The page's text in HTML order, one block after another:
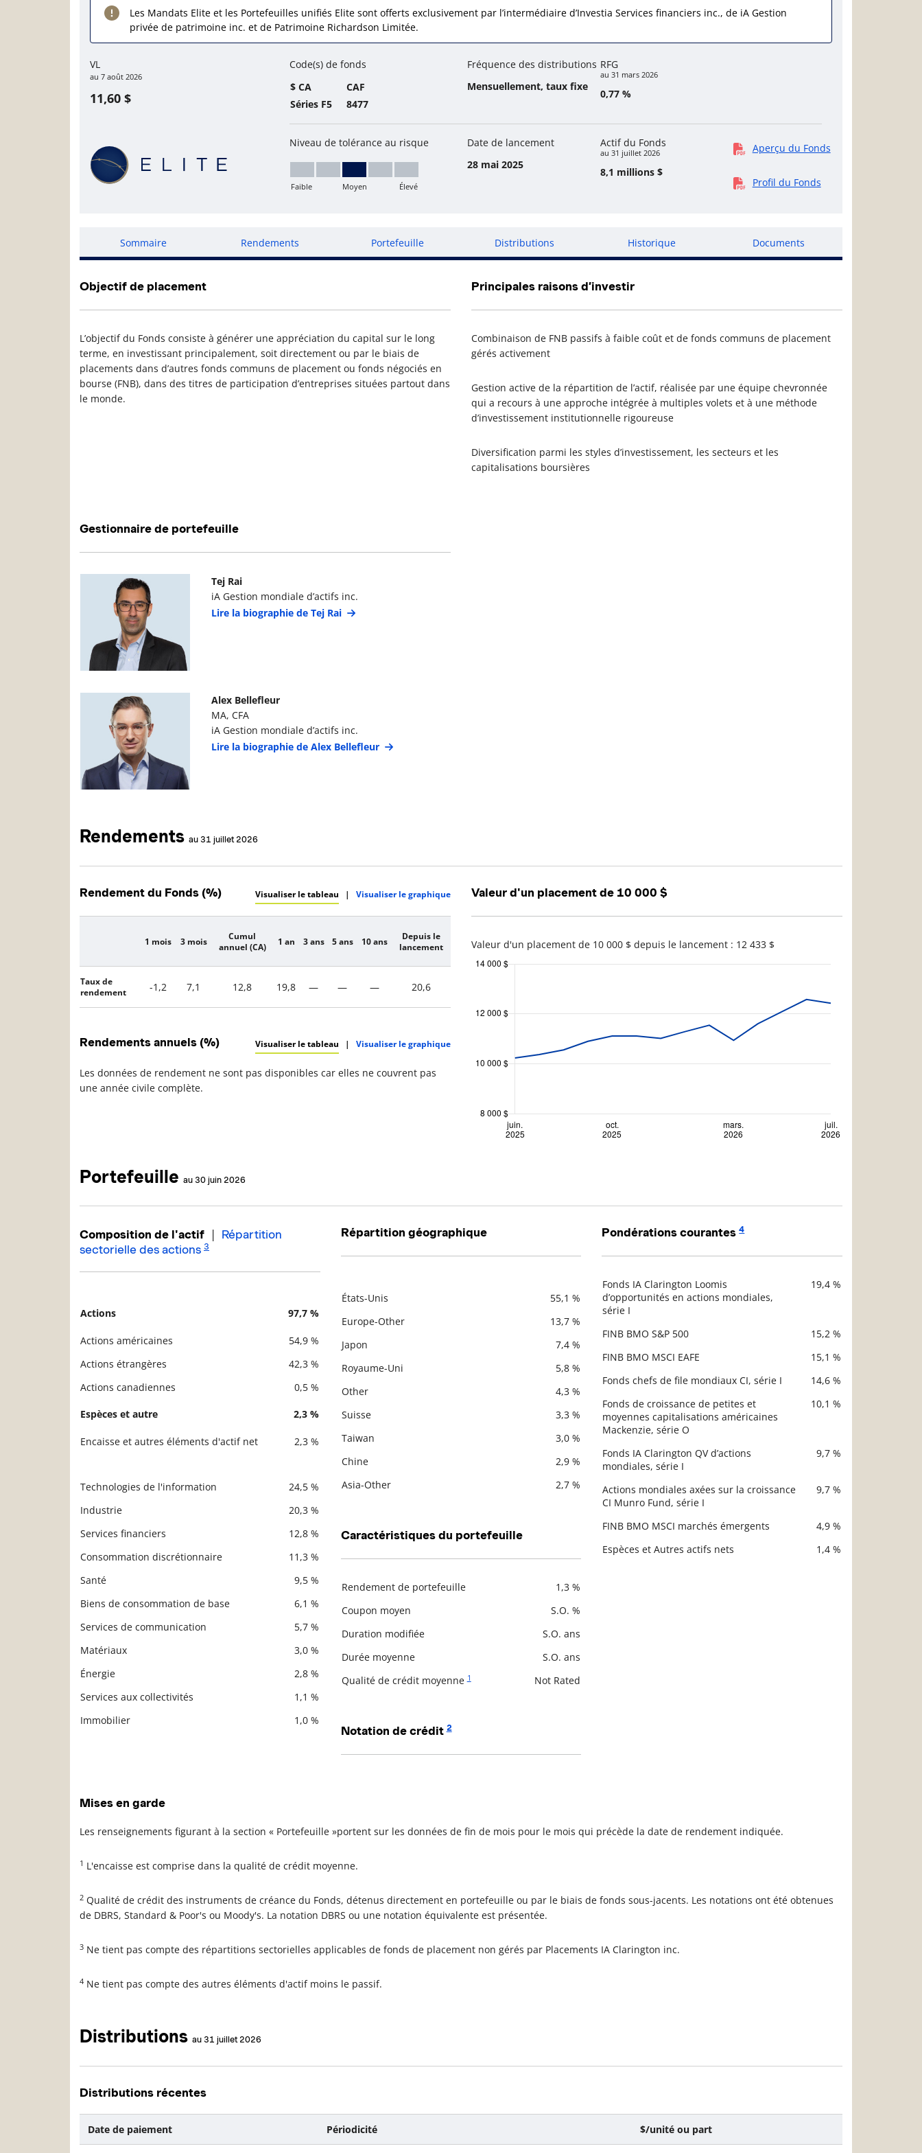
Les Mandats Elite et les Portefeuilles unifiés Elite sont offerts exclusivement par l’intermédiaire d’Investia Services financiers inc., de iA Gestion
privée de patrimoine inc. et de Patrimoine Richardson Limitée.
VL
au 7 août 2026
11,60 $
Code(s) de fonds
$ CA
CAF
Séries F5
8477
Fréquence des distributions
Mensuellement, taux fixe
RFG
au 31 mars 2026
0,77 %
Niveau de tolérance au risque
Moyen
Faible Moyen Élevé
Date de lancement
28 mai 2025
Actif du Fonds
au 31 juillet 2026
8,1 millions $
Aperçu du Fonds
Profil du Fonds
Sommaire Rendements Portefeuille Distributions Historique Documents
Objectif de placement
L’objectif du Fonds consiste à générer une appréciation du capital sur le long
terme, en investissant principalement, soit directement ou par le biais de
placements dans d’autres fonds communs de placement ou fonds négociés en
bourse (FNB), dans des titres de participation d’entreprises situées partout dans
le monde.
Principales raisons d’investir
Combinaison de FNB passifs à faible coût et de fonds communs de placement
gérés activement
Gestion active de la répartition de l’actif, réalisée par une équipe chevronnée
qui a recours à une approche intégrée à multiples volets et à une méthode
d’investissement institutionnelle rigoureuse
Diversification parmi les styles d’investissement, les secteurs et les
capitalisations boursières
Gestionnaire de portefeuille
Photo du gestionnaire de portefeuille
Tej Rai
iA Gestion mondiale d’actifs inc.
Lire la biographie de Tej Rai
Photo du gestionnaire de portefeuille
Alex Bellefleur
MA, CFA
iA Gestion mondiale d’actifs inc.
Lire la biographie de Alex Bellefleur
Rendements au 31 juillet 2026
Rendement du Fonds (%) Visualiser le tableau | Visualiser le graphique
Description
1 mois 3 mois
Cumul
annuel (CA)
1 an 3 ans 5 ans 10 ans
Depuis le
lancement
Taux de
rendement
-1,2 7,1 12,8 19,8 — — — 20,6
Rendements annuels (%) Visualiser le tableau | Visualiser le graphique
Les données de rendement ne sont pas disponibles car elles ne couvrent pas
une année civile complète.
Valeur d'un placement de 10 000 $
Valeur d'un placement de 10 000 $ depuis le lancement : 12 433 $
Portefeuille au 30 juin 2026
Composition de l'actif | Répartition
sectorielle des actions 3
Actions 97,7 %
Actions américaines
54,9 %
Actions étrangères
42,3 %
Actions canadiennes
0,5 %
Espèces et autre 2,3 %
Encaisse et autres éléments d'actif net 2,3 %
Technologies de l'information
24,5 %
Industrie
20,3 %
Services financiers
12,8 %
Consommation discrétionnaire
11,3 %
Santé
9,5 %
Biens de consommation de base
6,1 %
Services de communication
5,7 %
Matériaux
3,0 %
Énergie
2,8 %
Services aux collectivités
1,1 %
Immobilier
1,0 %
Répartition géographique
États-Unis
55,1 %
Europe-Other
13,7 %
Japon
7,4 %
Royaume-Uni
5,8 %
Other
4,3 %
Suisse
3,3 %
Taiwan
3,0 %
Chine
2,9 %
Asia-Other
2,7 %
Caractéristiques du portefeuille
Rendement de portefeuille
1,3 %
Coupon moyen
S.O. %
Duration modifiée
S.O. ans
Durée moyenne
S.O. ans
Qualité de crédit moyenne 1 Not Rated
Notation de crédit2
Pondérations courantes4
DescriptionValeur liquidative
Fonds IA Clarington Loomis
d’opportunités en actions mondiales,
série I
19,4 %
FINB BMO S&P 500
15,2 %
FINB BMO MSCI EAFE
15,1 %
Fonds chefs de file mondiaux CI, série I
14,6 %
Fonds de croissance de petites et
moyennes capitalisations américaines
Mackenzie, série O
10,1 %
Fonds IA Clarington QV d’actions
mondiales, série I
9,7 %
Actions mondiales axées sur la croissance
CI Munro Fund, série I
9,7 %
FINB BMO MSCI marchés émergents
4,9 %
Espèces et Autres actifs nets
1,4 %
Mises en garde
Les renseignements figurant à la section « Portefeuille »portent sur les données de fin de mois pour le mois qui précède la date de rendement indiquée.
1 L'encaisse est comprise dans la qualité de crédit moyenne.
2 Qualité de crédit des instruments de créance du Fonds, détenus directement en portefeuille ou par le biais de fonds sous-jacents. Les notations ont été obtenues
de DBRS, Standard & Poor's ou Moody's. La notation DBRS ou une notation équivalente est présentée.
3 Ne tient pas compte des répartitions sectorielles applicables de fonds de placement non gérés par Placements IA Clarington inc.
4 Ne tient pas compte des autres éléments d'actif moins le passif.
Distributions au 31 juillet 2026
Distributions récentes
Date de paiement Périodicité $/unité ou part